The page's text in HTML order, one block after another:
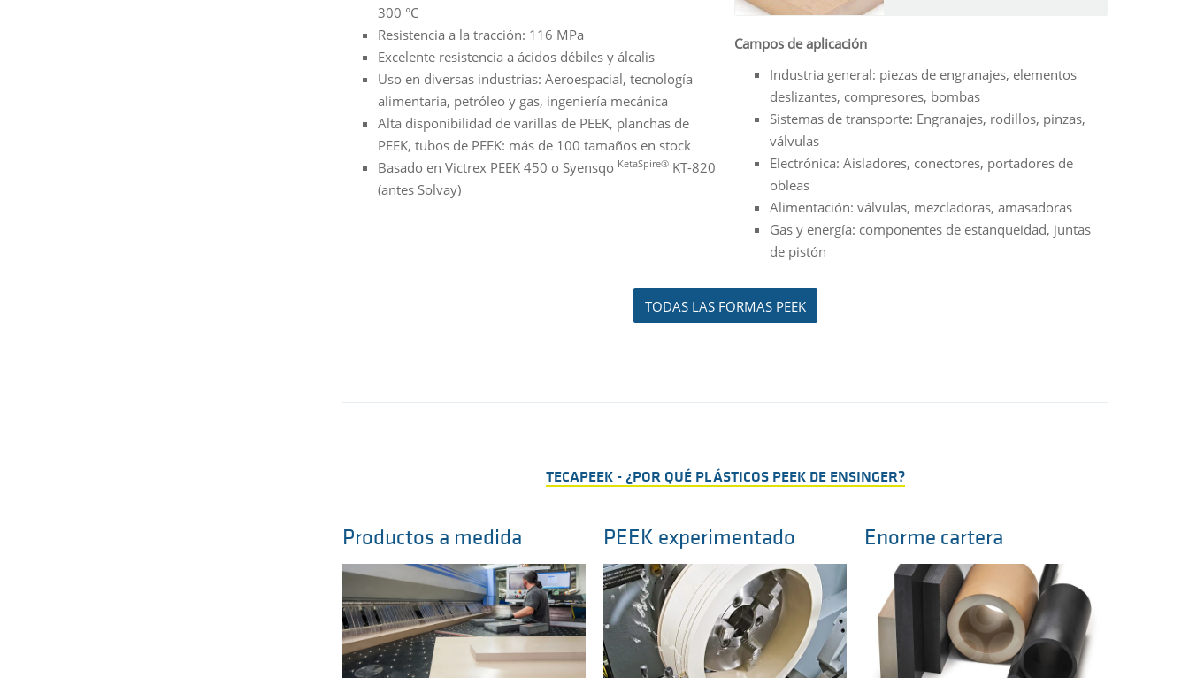
300 °C
Resistencia a la tracción: 116 MPa
Excelente resistencia a ácidos débiles y álcalis
Uso en diversas industrias: Aeroespacial, tecnología
alimentaria, petróleo y gas, ingeniería mecánica
Alta disponibilidad de varillas de PEEK, planchas de
PEEK, tubos de PEEK: más de 100 tamaños en stock
Basado en Victrex PEEK 450 o Syensqo KetaSpire® KT-820
(antes Solvay)
Campos de aplicación
Industria general: piezas de engranajes, elementos
deslizantes, compresores, bombas
Sistemas de transporte: Engranajes, rodillos, pinzas,
válvulas
Electrónica: Aisladores, conectores, portadores de
obleas
Alimentación: válvulas, mezcladoras, amasadoras
Gas y energía: componentes de estanqueidad, juntas
de pistón
TODAS LAS FORMAS PEEK
TECAPEEK - ¿POR QUÉ PLÁSTICOS PEEK DE ENSINGER?
Productos a medida PEEK experimentado Enorme cartera